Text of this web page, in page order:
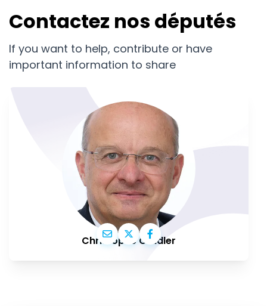
Contactez nos députés
If you want to help, contribute or have
important information to share
Christophe Grudler